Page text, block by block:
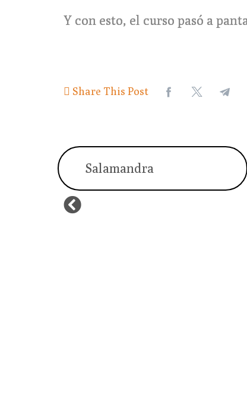
Y con esto, el curso pasó a
Share This Post
Salamandra